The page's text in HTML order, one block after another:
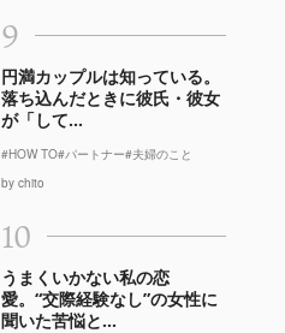
9
円満カップルは知っている。
落ち込んだときに彼氏・彼女
が「して...
#HOW TO#パートナー#夫婦のこと
by chito
10
うまくいかない私の恋
愛。“交際経験なし”の女性に
聞いた苦悩と...